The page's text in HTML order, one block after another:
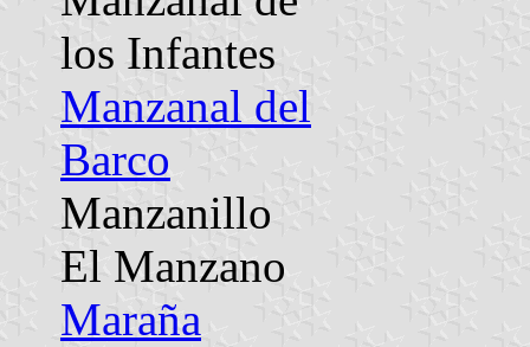
los Infantes
Manzanal del
Barco
Manzanillo
El Manzano
Maraña